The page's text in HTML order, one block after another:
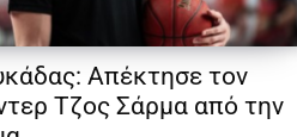
Απέκτησε τον
Τζος Σάρμα από την